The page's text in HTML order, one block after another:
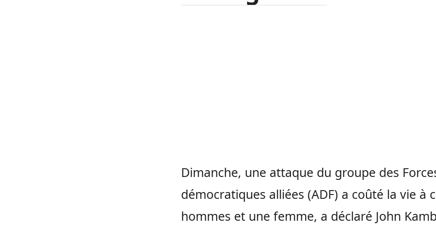
Dimanche, une attaque du groupe des
démocratiques alliées (ADF) a coûté la vie à
hommes et une femme, a déclaré John